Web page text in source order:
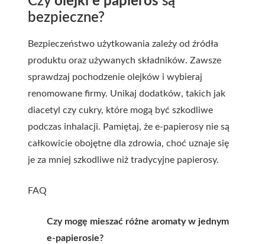
bezpieczne?
Bezpieczeństwo użytkowania zależy od źródła
produktu oraz używanych składników. Zawsze
sprawdzaj pochodzenie olejków i wybieraj
renomowane firmy. Unikaj dodatków, takich jak
diacetyl czy cukry, które mogą być szkodliwe
podczas inhalacji. Pamiętaj, że e-papierosy nie są
całkowicie obojętne dla zdrowia, choć uznaje się
je za mniej szkodliwe niż tradycyjne papierosy.
FAQ
Czy mogę mieszać różne aromaty w jednym
e-papierosie?